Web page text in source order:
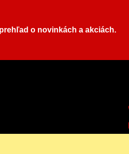
o novinkách a akciách.